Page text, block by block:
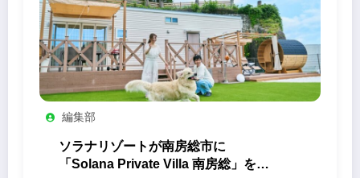
編集部
ソラナリゾートが南房総市に
「Solana Private Villa 南房総」を開